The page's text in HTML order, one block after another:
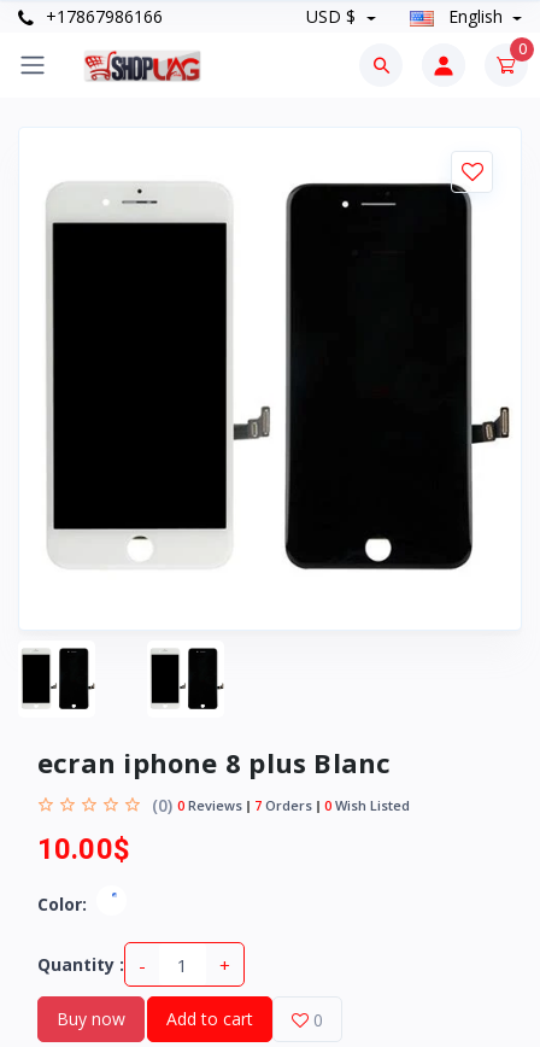
+17867986166 USD $ English
0
ecran iphone 8 plus Blanc
(0) 0 Reviews 7 Orders 0 Wish Listed
10.00$
Color:
Quantity : - +
Buy now Add to cart 0